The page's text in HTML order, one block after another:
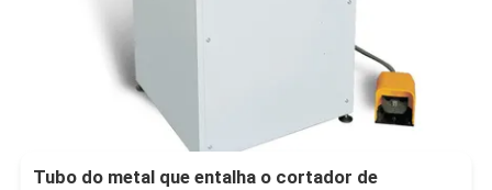
Tubo do metal que entalha o cortador de